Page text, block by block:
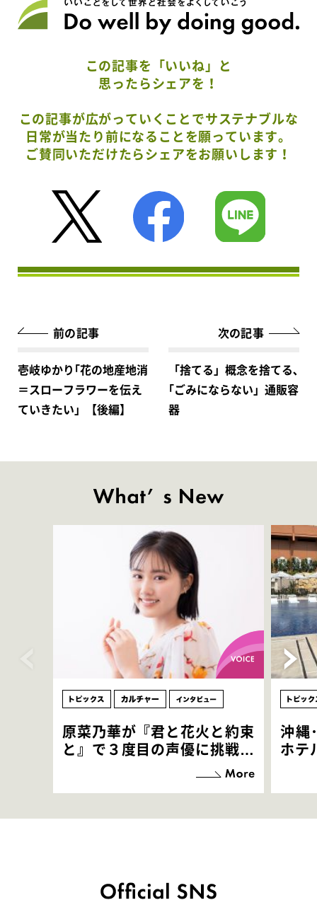
この記事を「いいね」と
思ったらシェアを！
この記事が広がっていくことでサステナブルな
日常が当たり前になることを願っています。
ご賛同いただけたらシェアをお願いします！
前の記事
壱岐ゆかり｢花の地産地消
＝スローフラワーを伝え
ていきたい」【後編】
次の記事
「捨てる」概念を捨てる､
｢ごみにならない」通販容
器
原菜乃華が『君と花火と約束
と』で３度目の声優に挑戦！
「お邪魔させてもらっている
感覚ですが､お芝居に没頭で
沖縄
ホテ